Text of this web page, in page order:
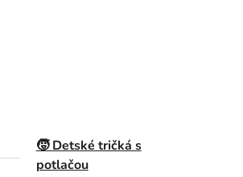
🧒 Detské tričká s
potlačou